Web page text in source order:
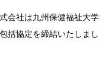
会社は九州保健福祉大学
括協定を締結いたしまし